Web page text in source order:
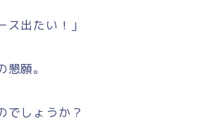
ス出たい！」
願。
でしょうか？